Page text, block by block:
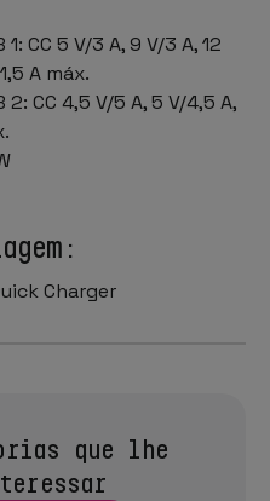
CC 5 V/3 A, 9 V/3 A, 12
A máx.
CC 4,5 V/5 A, 5 V/4,5 A,
Charger
que lhe